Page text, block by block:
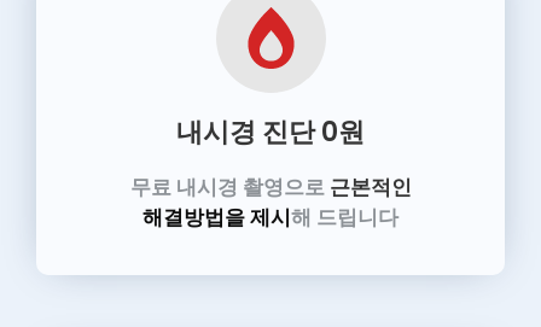
내시경 진단0원
무료 내시경 촬영으로 근본적인
해결방법을 제시해 드립니다